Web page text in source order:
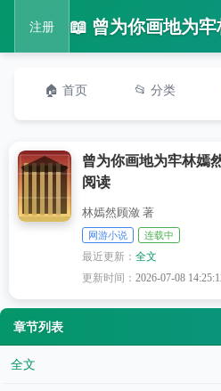
注册
🏠 首页 📂 分类
曾为你画地为牢林嫣
阅读
林嫣然顾潋 著
网游小说 连载中
最近更新：全文
更新时间：2026-07-08
章节列表
全文